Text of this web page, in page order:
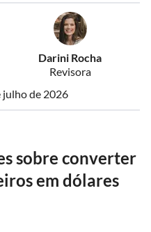
Darini Rocha
Revisora
julho de 2026
sobre converter
em dólares